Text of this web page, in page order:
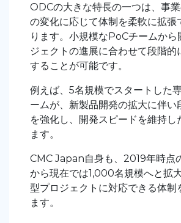
ODCの大きな特長の一つは、事
の変化に応じて体制を柔軟に拡張
ります。小規模なPoCチームから
ジェクトの進展に合わせて段階的
することが可能です。
例えば、5名規模でスタートした
ームが、新製品開発の拡大に伴い
を強化し、開発スピードを維持し
ます。
CMC Japan自身も、2019年時点
から現在では1,000名規模へと拡
型プロジェクトに対応できる体制
ます。